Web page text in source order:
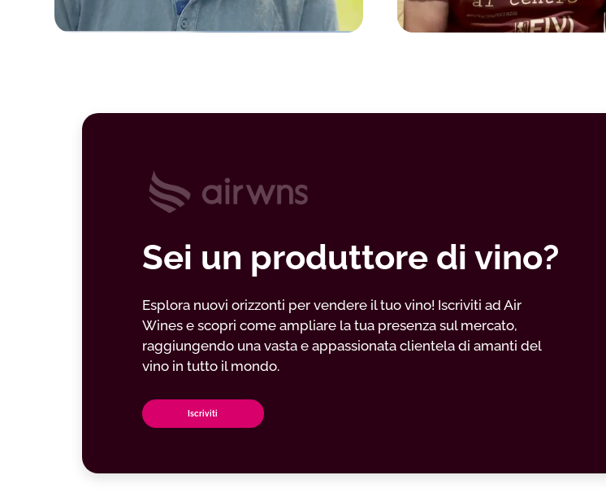
Sei un produttore di vino?
Esplora nuovi orizzonti per vendere il tuo vino! Iscriviti ad Air
Wines e scopri come ampliare la tua presenza sul mercato,
raggiungendo una vasta e appassionata clientela di amanti del
vino in tutto il mondo.
Iscriviti